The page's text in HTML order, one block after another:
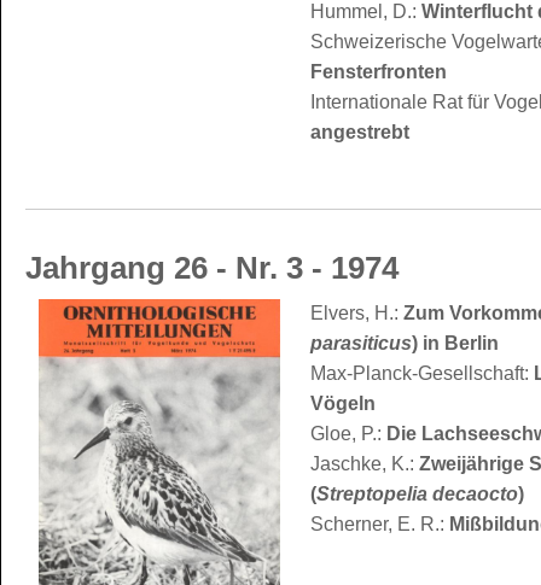
Hummel, D.: Winterflucht
Schweizerische
Fensterfronten
Internationale Rat für
angestrebt
Jahrgang 26 - Nr. 3 - 1974
Elvers, H.: Zum
parasiticus) in Berlin
Max-Planck-Gesellschaft:
Vögeln
Gloe, P.: Die
Jaschke, K.: Zweijährige
(Streptopelia decaocto)
Scherner, E. R.: